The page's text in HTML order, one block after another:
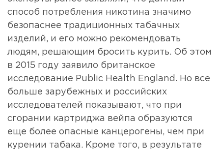
способ потребления никотина значимо
безопаснее традиционных табачных
изделий, и его можно рекомендовать
людям, решающим бросить курить. Об этом
в 2015 году заявило британское
исследование Public Health England. Но все
больше зарубежных и российских
исследователей показывают, что при
сгорании картриджа вейпа образуются
еще более опасные канцерогены, чем при
курении табака. Кроме того, в результате